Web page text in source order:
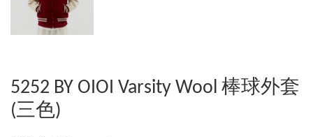
5252 BY OIOI Varsity Wool 棒球外套
(三色)